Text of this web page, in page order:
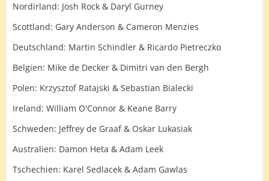
Nordirland: Josh Rock & Daryl Gurney
Scottland: Gary Anderson & Cameron Menzies
Deutschland: Martin Schindler & Ricardo Pietreczko
Belgien: Mike de Decker & Dimitri van den Bergh
Polen: Krzysztof Ratajski & Sebastian Bialecki
Ireland: William O'Connor & Keane Barry
Schweden: Jeffrey de Graaf & Oskar Lukasiak
Australien: Damon Heta & Adam Leek
Tschechien: Karel Sedlacek & Adam Gawlas